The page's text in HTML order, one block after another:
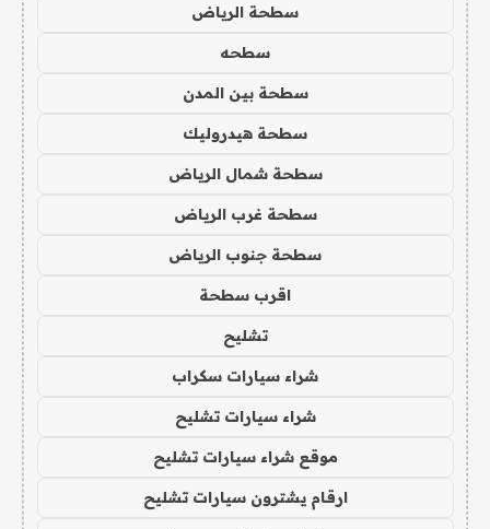
سطحة الرياض
سطحه
سطحة بين المدن
سطحة هيدروليك
سطحة شمال الرياض
سطحة غرب الرياض
سطحة جنوب الرياض
اقرب سطحة
تشليح
شراء سيارات سكراب
شراء سيارات تشليح
موقع شراء سيارات تشليح
ارقام يشترون سيارات تشليح